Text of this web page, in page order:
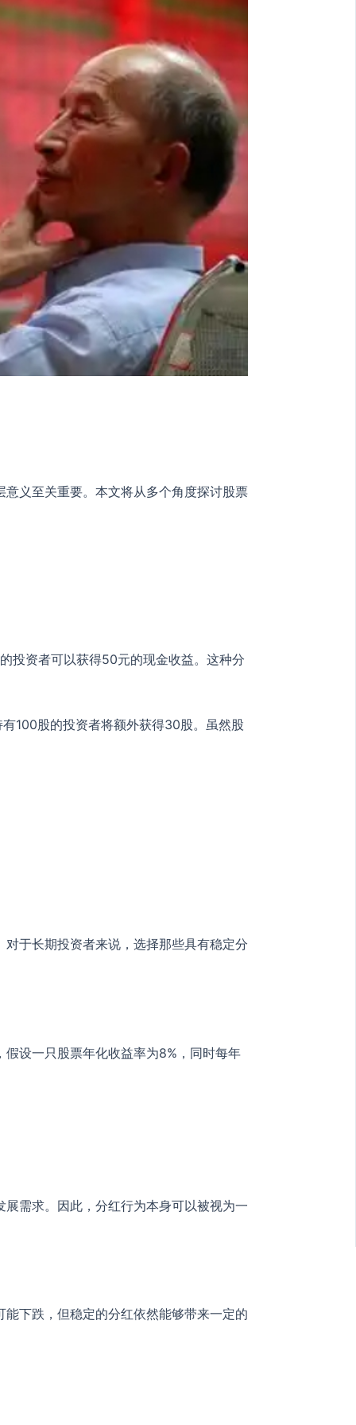
义至关重要。本文将从多个角度探讨股票
投资者可以获得50元的现金收益。这种分
100股的投资者将额外获得30股。虽然股
于长期投资者来说，选择那些具有稳定分
设一只股票年化收益率为8%，同时每年
需求。因此，分红行为本身可以被视为一
下跌，但稳定的分红依然能够带来一定的